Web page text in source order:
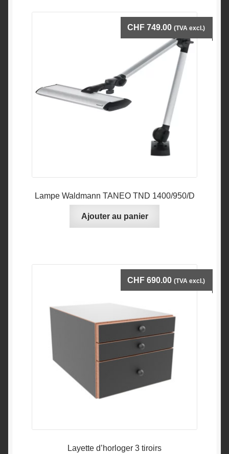
Lampe Waldmann TANEO TND 1400/950/D
CHF 749.00 (TVA excl.)
Ajouter au panier
Layette d’horloger 3 tiroirs
CHF 690.00 (TVA excl.)